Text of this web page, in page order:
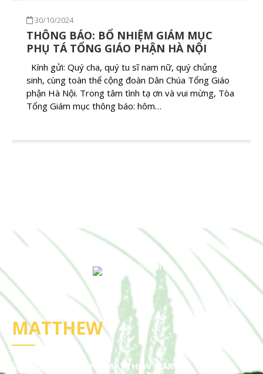
30/10/2024
THÔNG BÁO: BỔ NHIỆM GIÁM MỤC
PHỤ TÁ TỔNG GIÁO PHẬN HÀ NỘI
Kính gửi: Quý cha, quý tu sĩ nam nữ, quý chủng
sinh, cùng toàn thể cộng đoàn Dân Chúa Tổng Giáo
phận Hà Nội. Trong tâm tình tạ ơn và vui mừng, Tòa
Tổng Giám mục thông báo: hôm…
MATTHEW
HỘ KINH DOANH MATTHEW MART